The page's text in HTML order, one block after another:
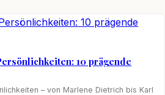
10 prägende
– von Marlene Dietrich bis Karl